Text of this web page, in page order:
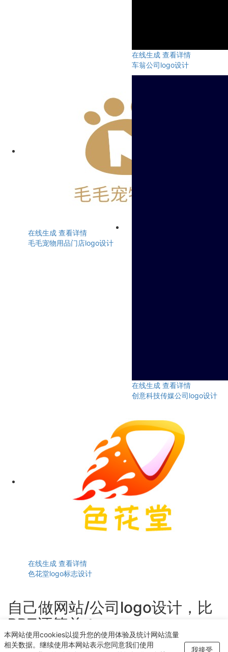
在线生成 查看详情
车翁公司logo设计
在线生成 查看详情
毛毛宠物用品门店logo设计
在线生成 查看详情
创意科技传媒公司logo设计
在线生成 查看详情
色花堂logo标志设计
自己做网站/公司logo设计，比
PPT还简单！
轻点几下即可获得个性化logo设计
本网站使用cookies以提升您的使用体验及统计网站流量
相关数据。继续使用本网站表示您同意我们使用
我接受